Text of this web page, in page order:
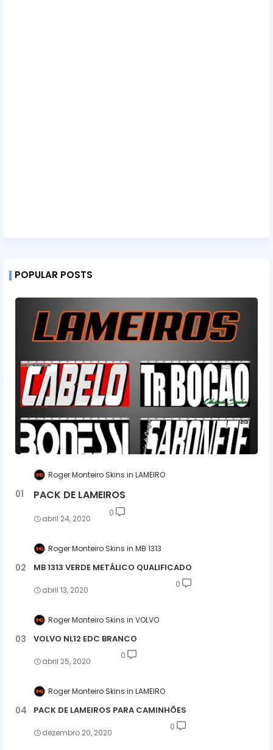
POPULAR POSTS
Roger Monteiro Skins LAMEIRO
PACK DE LAMEIROS
abril 24, 2020
0
Roger Monteiro Skins MB 1313
MB 1313 VERDE METÁLICO QUALIFICADO
abril 13, 2020
0
Roger Monteiro Skins VOLVO
VOLVO NL12 EDC BRANCO
abril 25, 2020
0
Roger Monteiro Skins LAMEIRO
PACK DE LAMEIROS PARA CAMINHÕES
dezembro 20, 2020
0